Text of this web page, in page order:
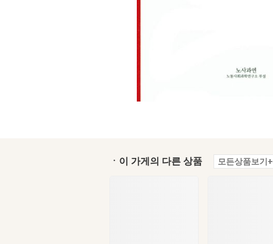
ㆍ이 가게의 다른 상품 모든상품보기+